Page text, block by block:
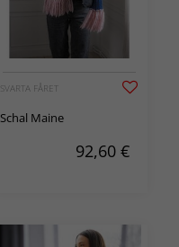
SVARTA FÅRET
Schal Maine
92,60 €